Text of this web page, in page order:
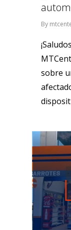
By
sobre